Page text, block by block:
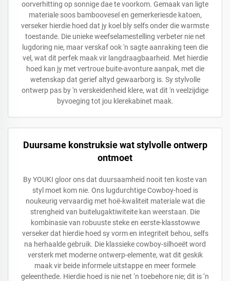
oorverhitting op sonnige dae te voorkom. Gemaak van ligte
materiale soos bamboovesel en gemerkeriesde katoen,
verseker hierdie hoed dat jy koel bly selfs onder die warmste
toestande. Die unieke weefselamestelling verbeter nie net
lugdoring nie, maar verskaf ook 'n sagte aanraking teen die
vel, wat dit perfek maak vir langdraagbaarheid. Met hierdie
hoed kan jy met vertroue buite-avonture aanpak, met die
wetenskap dat gerief altyd gewaarborg is. Sy stylvolle
ontwerp pas by 'n verskeidenheid klere, wat dit 'n veelzijdige
byvoeging tot jou klerekabinet maak.
Duursame konstruksie wat stylvolle ontwerp
ontmoet
By YOUKI gloor ons dat duursaamheid nooit ten koste van
styl moet kom nie. Ons lugdurchtige Cowboy-hoed is
noukeurig vervaardig met hoë-kwaliteit materiale wat die
strengheid van buitelugaktiwiteite kan weerstaan. Die
kombinasie van robuuste steke en eerste-klasstowwe
verseker dat hierdie hoed sy vorm en integriteit behou, selfs
na herhaalde gebruik. Die klassieke cowboy-silhoeët word
versterk met moderne ontwerp-elemente, wat dit geskik
maak vir beide informele uitstappe en meer formele
geleenthede. Hierdie hoed is nie net ‘n toebehore nie; dit is ‘n